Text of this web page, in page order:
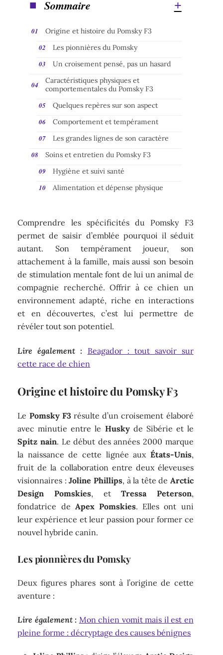
Sommaire
Origine et histoire du Pomsky F3
Les pionnières du Pomsky
Un croisement pensé, pas un hasard
Caractéristiques physiques et
comportementales du Pomsky F3
Quelques repères sur son aspect
Comportement et tempérament
Les grandes lignes de son caractère
Soins et entretien du Pomsky F3
Hygiène et suivi santé
Alimentation et dépense physique
Comprendre les spécificités du Pomsky F3
permet de saisir d’emblée pourquoi il séduit
autant. Son tempérament joueur, son
attachement à la famille, mais aussi son besoin
de stimulation mentale font de lui un animal de
compagnie recherché. Offrir à ce chien un
environnement adapté, riche en interactions
et en découvertes, c’est lui permettre de
révéler tout son potentiel.
Lire également :
Beagador : tout savoir sur
cette race de chien
Origine et histoire du Pomsky F3
Le Pomsky F3résulte d’un croisement élaboré
avec minutie entre le Huskyde Sibérie et le
Spitz nain. Le début des années 2000 marque
la naissance de cette lignée aux États-Unis,
fruit de la collaboration entre deux éleveuses
visionnaires :Joline Phillips, à la tête de Arctic
Design Pomskies, etTressa Peterson,
fondatrice de Apex Pomskies. Elles ont uni
leur expérience et leur passion pour former ce
nouvel hybride canin.
Les pionnières du Pomsky
Deux figures phares sont à l’origine de cette
aventure :
Lire également : Mon chien vomit mais il est en
pleine forme : décryptage des causes bénignes